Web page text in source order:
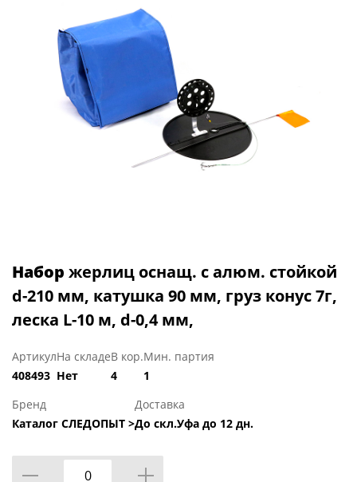
Набор жерлиц оснащ. с алюм. стойкой
d-210 мм, катушка 90 мм, груз конус 7г,
леска L-10 м, d-0,4 мм,
Артикул
408493
На складе
Нет
В кор.
4
Мин. партия
1
Бренд
Каталог СЛЕДОПЫТ >
Доставка
До скл.Уфа до 12 дн.